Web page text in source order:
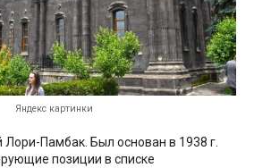
Яндекс картинки
Лори-Памбак. Был основан в 1938 г.
позиции в списке